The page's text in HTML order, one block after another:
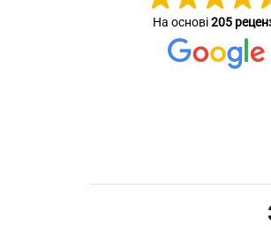
На основі205
Професійна та
команда! Вчасно
замовлення, бережно
ставились до техніки,